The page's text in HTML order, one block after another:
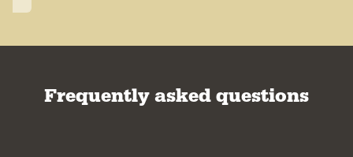
Frequently asked questions